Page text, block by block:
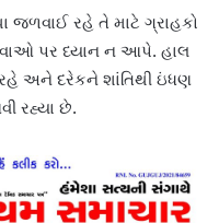
જળવાઈ રહે તે માટે ગ્રાહકો
પર ધ્યાન ન આપે. હાલ
અને દરેકને શાંતિથી ઇંધણ
રહ્યા છે.